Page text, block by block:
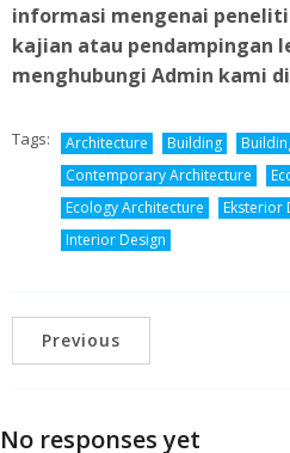
informasi mengenai
kajian atau pendampingan
menghubungi Admin kami di
Tags: Architecture Building
Contemporary Architecture
Ecology Architecture
Eksterior
Interior Design
Previous
No responses yet